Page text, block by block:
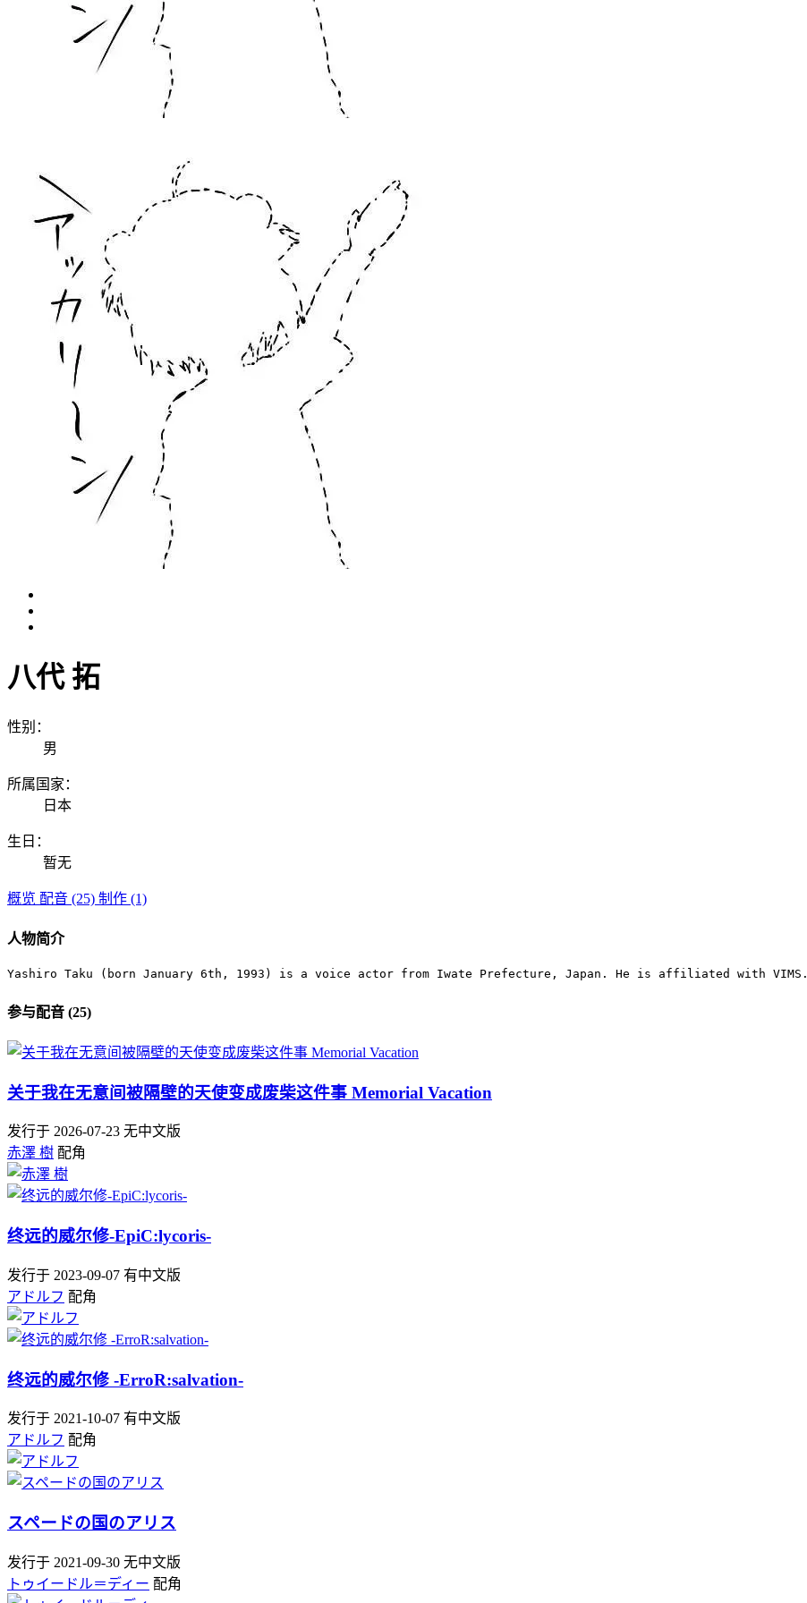
八代 拓
性别：
男
所属国家：
日本
生日：
暂无
概览 配音 (25) 制作 (1)
人物简介
Yashiro Taku (born January 6th, 1993) is a voice actor from Iwate Prefecture, Japan. He is affiliated with VIMS.
参与配音 (25)
关于我在无意间被隔壁的天使变成废柴这件事 Memorial Vacation
发行于 2026-07-23 无中文版
赤澤 樹 配角
终远的威尔修-EpiC:lycoris-
发行于 2023-09-07 有中文版
アドルフ 配角
终远的威尔修 -ErroR:salvation-
发行于 2021-10-07 有中文版
アドルフ 配角
スペードの国のアリス
发行于 2021-09-30 无中文版
トゥイードル＝ディー 配角